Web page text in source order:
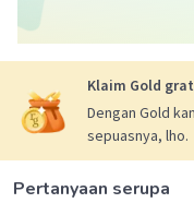
S' = 60 cm
Jadi, jarak
Beri Rating·
Klaim Gold
Dengan Gold
sepuasnya, lho.
Pertanyaan serupa